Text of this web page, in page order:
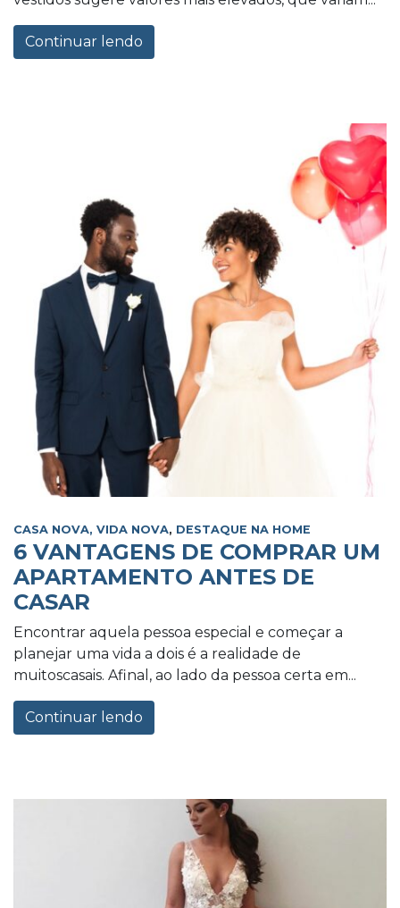
Continuar lendo
CASA NOVA, VIDA NOVA, DESTAQUE NA HOME
6 VANTAGENS DE COMPRAR UM
APARTAMENTO ANTES DE
CASAR
Encontrar aquela pessoa especial e começar a
planejar uma vida a dois é a realidade de
muitoscasais. Afinal, ao lado da pessoa certa em...
Continuar lendo